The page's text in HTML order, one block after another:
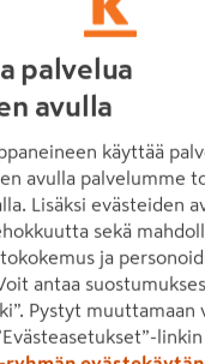
niin kodin
remontoinnissa
valikoima ja
projektisi onnistuu –
remontoinnin,
palvelua
avulla
käyttää
avulla palvelumme
Lisäksi evästeiden
sekä
ja
antaa
Pystyt muuttamaan